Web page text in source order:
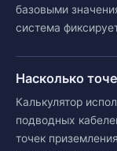
базовыми
система
Насколько
Калькулятор
подводных
точек